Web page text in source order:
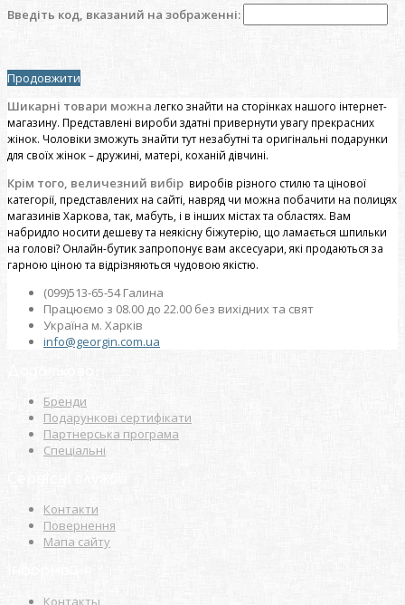
Введіть код, вказаний на зображенні:
Продовжити
Шикарні товари можна легко знайти на сторінках нашого інтернет-
магазину. Представлені вироби здатні привернути увагу прекрасних
жінок. Чоловіки зможуть знайти тут незабутні та оригінальні подарунки
для своїх жінок – дружині, матері, коханій дівчині.
Крім того, величезний вибір виробів різного стилю та цінової
категорії, представлених на сайті, навряд чи можна побачити на полицях
магазинів Харкова, так, мабуть, і в інших містах та областях. Вам
набридло носити дешеву та неякісну біжутерію, що ламається шпильки
на голові? Онлайн-бутик запропонує вам аксесуари, які продаються за
гарною ціною та відрізняються чудовою якістю.
(099)513-65-54 Галина
Працюємо з 08.00 до 22.00 без вихідних та свят
Україна м. Харків
info@georgin.com.ua
Бренди
Подарункові сертифікати
Партнерська програма
Спеціальні
Контакти
Повернення
Мапа сайту
Контакты